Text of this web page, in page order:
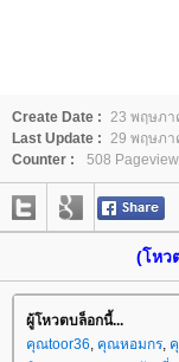
Create Date : 23 พฤษภา
Last Update : 29 พฤษภา
Counter :
508
(โหว
ผู้โหวตบล็อกนี้...
คุณtoor36, คุณหอมกร,